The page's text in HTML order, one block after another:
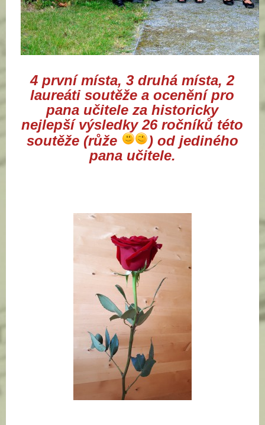
4 první místa, 3 druhá místa, 2
laureáti soutěže a ocenění pro
pana učitele za historicky
nejlepší výsledky 26 ročníků této
soutěže (růže
) od jediného
pana učitele.